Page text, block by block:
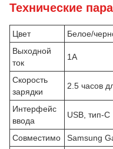
Технические
Цвет
Белое/
Выходной
ток
1А
Скорость
зарядки
2.5 часов
Интерфейс
ввода
USB, тип-С
Совместимо
Samsung